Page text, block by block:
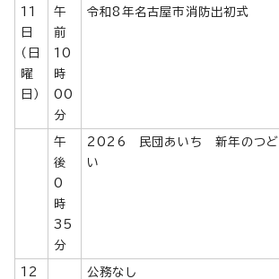
11
日
（日
曜
日）
午
前
10
時
00
分
令和8年名古屋市消防出初式
午
後
0
時
35
分
2026 民団あいち 新年のつど
い
12
公務なし